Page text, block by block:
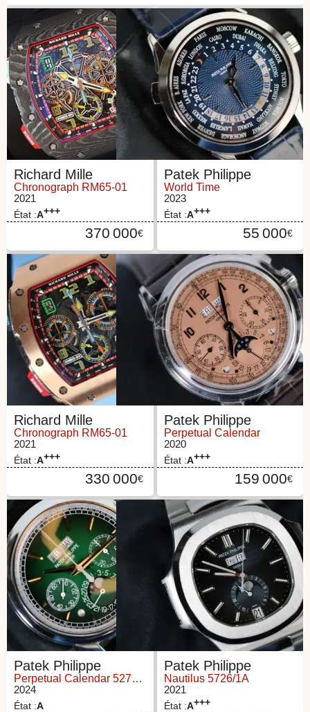
Richard Mille
Chronograph RM65-01
2021
État :A+++
370 000€
Richard Mille
Chronograph RM65-01
2021
État :A+++
330 000€
Patek Philippe
Perpetual Calendar 5270P-014
2024
État :A
Patek Philippe
World Time
2023
État :A+++
55 000€
Patek Philippe
Perpetual Calendar
2020
État :A+++
159 000€
Patek Philippe
Nautilus 5726/1A
2021
État :A+++